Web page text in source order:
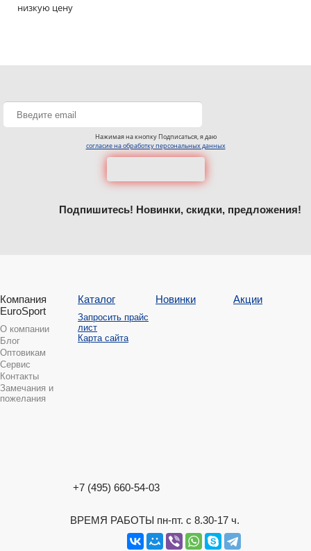
низкую цену
Нажимая на кнопку Подписаться, я даю
согласие на обработку персональных данных
Подпишитесь! Новинки, скидки, предложения!
Компания
EuroSport
О компании
Блог
Оптовикам
Сервис
Контакты
Замечания и
пожелания
Каталог
Запросить прайс
лист
Карта сайта
Новинки Акции
+7 (495) 660-54-03
ВРЕМЯ РАБОТЫ пн-пт. с 8.30-17 ч.